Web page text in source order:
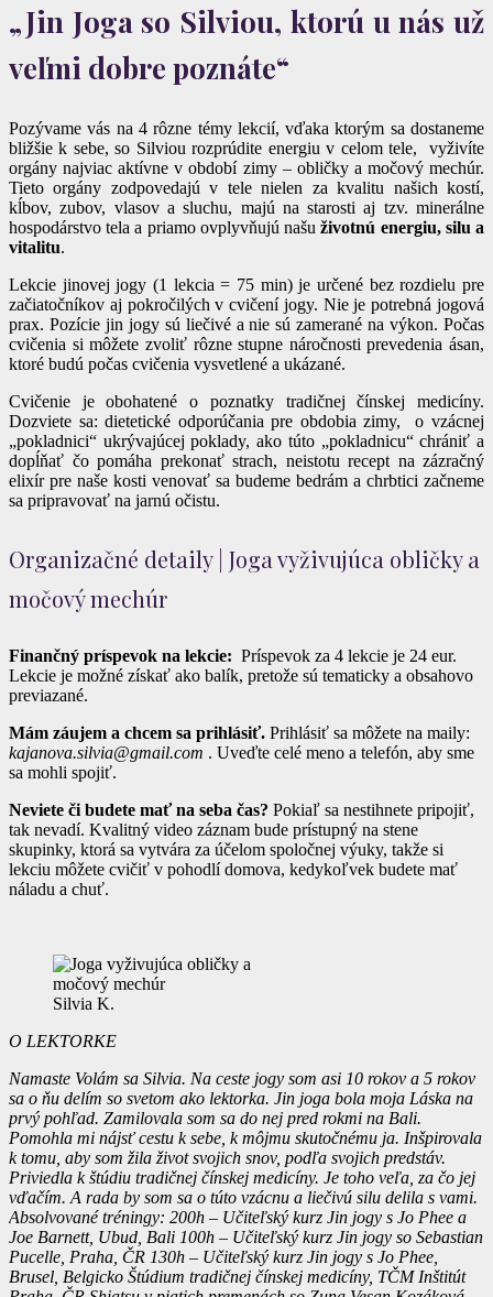
„Jin Joga so Silviou, ktorú u nás už
veľmi dobre poznáte“
Pozývame vás na 4 rôzne témy lekcií, vďaka ktorým sa dostaneme
bližšie k sebe, so Silviou rozprúdite energiu v celom tele, vyživíte
orgány najviac aktívne v období zimy – obličky a močový mechúr.
Tieto orgány zodpovedajú v tele nielen za kvalitu našich kostí,
kĺbov, zubov, vlasov a sluchu, majú na starosti aj tzv. minerálne
hospodárstvo tela a priamo ovplyvňujú našuživotnú energiu, silu a
vitalitu.
Lekcie jinovej jogy (1 lekcia = 75 min) je určené bez rozdielu pre
začiatočníkov aj pokročilých v cvičení jogy. Nie je potrebná jogová
prax. Pozície jin jogy sú liečivé a nie sú zamerané na výkon. Počas
cvičenia si môžete zvoliť rôzne stupne náročnosti prevedenia ásan,
ktoré budú počas cvičenia vysvetlené a ukázané.
Cvičenie je obohatené o poznatky tradičnej čínskej medicíny.
Dozviete sa: dietetické odporúčania pre obdobia zimy, o vzácnej
„pokladnici“ ukrývajúcej poklady, ako túto „pokladnicu“ chrániť a
dopĺňať čo pomáha prekonať strach, neistotu recept na zázračný
elixír pre naše kosti venovať sa budeme bedrám a chrbtici začneme
sa pripravovať na jarnú očistu.
Organizačné detaily | Joga vyživujúca obličky a
močový mechúr
Finančný príspevok na lekcie: Príspevok za 4 lekcie je 24 eur.
Lekcie je možné získať ako balík, pretože sú tematicky a obsahovo
previazané.
Mám záujem a chcem sa prihlásiť. Prihlásiť sa môžete na maily:
kajanova.silvia@gmail.com . Uveďte celé meno a telefón, aby sme
sa mohli spojiť.
Neviete či budete mať na seba čas? Pokiaľ sa nestihnete pripojiť,
tak nevadí. Kvalitný video záznam bude prístupný na stene
skupinky, ktorá sa vytvára za účelom spoločnej výuky, takže si
lekciu môžete cvičiť v pohodlí domova, kedykoľvek budete mať
náladu a chuť.
Silvia K.
O LEKTORKE
Namaste Volám sa Silvia. Na ceste jogy som asi 10 rokov a 5 rokov
sa o ňu delím so svetom ako lektorka. Jin joga bola moja Láska na
prvý pohľad. Zamilovala som sa do nej pred rokmi na Bali.
Pomohla mi nájsť cestu k sebe, k môjmu skutočnému ja. Inšpirovala
k tomu, aby som žila život svojich snov, podľa svojich predstáv.
Priviedla k štúdiu tradičnej čínskej medicíny. Je toho veľa, za čo jej
vďačím. A rada by som sa o túto vzácnu a liečivú silu delila s vami.
Absolvované tréningy: 200h – Učiteľský kurz Jin jogy s Jo Phee a
Joe Barnett, Ubud, Bali 100h – Učiteľský kurz Jin jogy so Sebastian
Pucelle, Praha, ČR 130h – Učiteľský kurz Jin jogy s Jo Phee,
Brusel, Belgicko Štúdium tradičnej čínskej medicíny, TČM Inštitút